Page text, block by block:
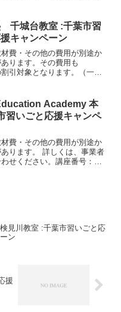
座番号：...
千城台教室 :千葉市習
キャンペーン
材費・その他の費用が別途か
ります。その費用も
引対象となります。（一部
提供価格59,400円▶29,700円
Academy 本
習いごと応援キャンペ
材費・その他の費用が別途か
ります。 詳しくは、事業者
せください。講座番号：
見川教室 :千葉市習いごと応
ン
援